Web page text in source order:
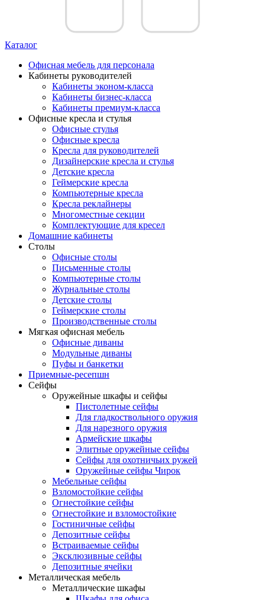
Каталог
Офисная мебель для персонала
Кабинеты руководителей
Кабинеты эконом-класса
Кабинеты бизнес-класса
Кабинеты премиум-класса
Офисные кресла и стулья
Офисные стулья
Офисные кресла
Кресла для руководителей
Дизайнерские кресла и стулья
Детские кресла
Геймерские кресла
Компьютерные кресла
Кресла реклайнеры
Многоместные секции
Комплектующие для кресел
Домашние кабинеты
Столы
Офисные столы
Письменные столы
Компьютерные столы
Журнальные столы
Детские столы
Геймерские столы
Производственные столы
Мягкая офисная мебель
Офисные диваны
Модульные диваны
Пуфы и банкетки
Приемные-ресепшн
Сейфы
Оружейные шкафы и сейфы
Пистолетные сейфы
Для гладкоствольного оружия
Для нарезного оружия
Армейские шкафы
Элитные оружейные сейфы
Сейфы для охотничьих ружей
Оружейные сейфы Чирок
Мебельные сейфы
Взломостойкие сейфы
Огнестойкие сейфы
Огнестойкие и взломостойкие
Гостиничные сейфы
Депозитные сейфы
Встраиваемые сейфы
Эксклюзивные сейфы
Депозитные ячейки
Металлическая мебель
Металлические шкафы